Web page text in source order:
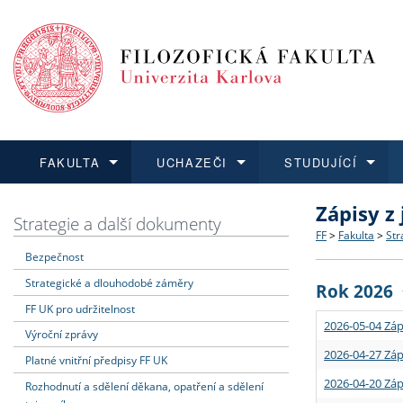
FAKULTA
Dozvědět se více
Struktura
Strategie
Podpora
UCHAZEČI
Podat přihlášku
Co
Učitelské
STUDUJÍCÍ
Dozvědět se více
Rigorózní
Dozvědět se více
O vědě a
Granty a
Dozvědět se více
Aktuální
Strategie a další dokumenty
Bezpečnost
Strategické a dlouhodobé záměry
FF UK pro udržitelnost
Výroční zprávy
Platné vnitřní předpisy FF UK
Rozhodnutí a sdělení děkana, opatření a sdělení
Zápisy
FF > Fakulta >
Rok 2026
2026-05-04
2026-04-27
2026-04-20